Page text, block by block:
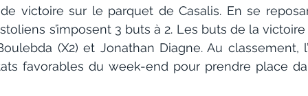
victoire sur le parquet de Casalis. En se
s’imposent 3 buts à 2. Les buts de la
(X2) et Jonathan Diagne. Au classement,
favorables du week-end pour prendre place